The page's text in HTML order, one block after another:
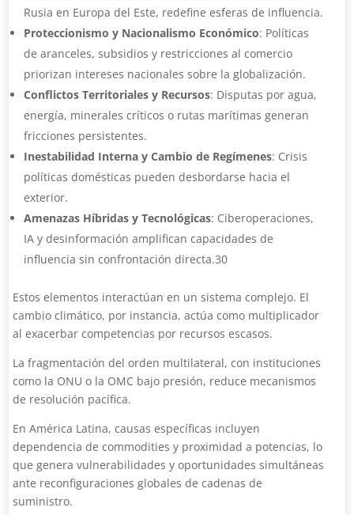
Rusia en Europa del Este, redefine esferas de influencia.
Proteccionismo y Nacionalismo Económico: Políticas
de aranceles, subsidios y restricciones al comercio
priorizan intereses nacionales sobre la globalización.
Conflictos Territoriales y Recursos: Disputas por agua,
energía, minerales críticos o rutas marítimas generan
fricciones persistentes.
Inestabilidad Interna y Cambio de Regímenes: Crisis
políticas domésticas pueden desbordarse hacia el
exterior.
Amenazas Híbridas y Tecnológicas: Ciberoperaciones,
IA y desinformación amplifican capacidades de
influencia sin confrontación directa.30
Estos elementos interactúan en un sistema complejo. El
cambio climático, por instancia, actúa como multiplicador
al exacerbar competencias por recursos escasos.
La fragmentación del orden multilateral, con instituciones
como la ONU o la OMC bajo presión, reduce mecanismos
de resolución pacífica.
En América Latina, causas específicas incluyen
dependencia de commodities y proximidad a potencias, lo
que genera vulnerabilidades y oportunidades simultáneas
ante reconfiguraciones globales de cadenas de
suministro.